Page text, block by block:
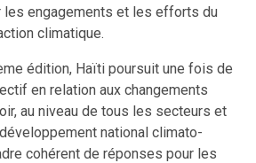
les engagements et les efforts du
climatique.
édition, Haïti poursuit une fois de
en relation aux changements
au niveau de tous les secteurs et
national climato-
cohérent de réponses pour les